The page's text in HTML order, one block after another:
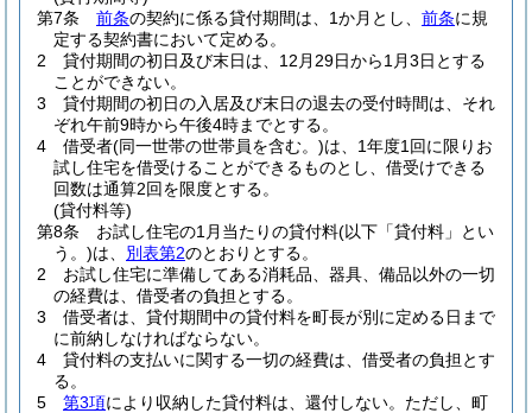
第7条
前条の契約に係る貸付期間は、1か月とし、 前条に規
定する契約書において定める。
2
貸付期間の初日及び末日は、12月29日から1月3日とする
ことができない。
3
貸付期間の初日の入居及び末日の退去の受付時間は、それ
ぞれ午前9時から午後4時までとする。
4
借受者(同一世帯の世帯員を含む。)は、1年度1回に限りお
試し住宅を借受けることができるものとし、借受けできる
回数は通算2回を限度とする。
(貸付料等)
第8条
お試し住宅の1月当たりの貸付料(以下「貸付料」とい
う。)は、 別表第2のとおりとする。
2
お試し住宅に準備してある消耗品、器具、備品以外の一切
の経費は、借受者の負担とする。
3
借受者は、貸付期間中の貸付料を町長が別に定める日まで
に前納しなければならない。
4
貸付料の支払いに関する一切の経費は、借受者の負担とす
る。
5
第3項により収納した貸付料は、還付しない。 ただし、町